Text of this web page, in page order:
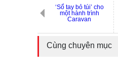
‘Sổ tay bỏ túi’ cho
một hành trình
Caravan
Cùng chuyên mục